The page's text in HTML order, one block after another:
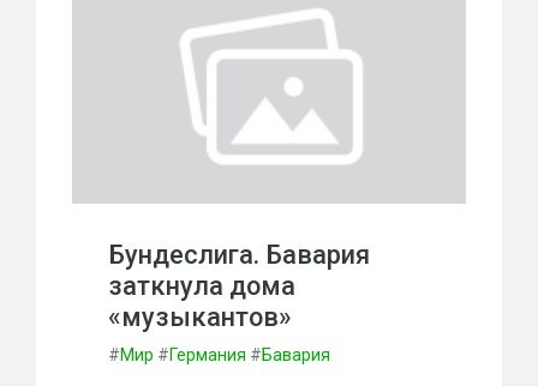
Бундеслига. Бавария
заткнула дома
«музыкантов»
#Мир #Германия #Бавария